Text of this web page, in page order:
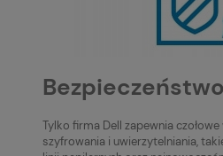
Bezpieczeństwo
Tylko firma Dell zapewnia
szyfrowania i uwierzytelniania,